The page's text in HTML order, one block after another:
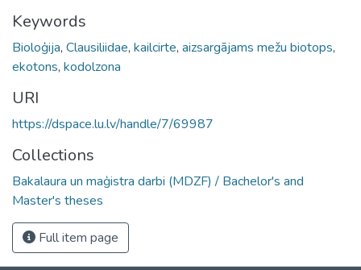
Keywords
Bioloģija, Clausiliidae, kailcirte, aizsargājams mežu biotops,
ekotons, kodolzona
URI
https://dspace.lu.lv/handle/7/69987
Collections
Bakalaura un maģistra darbi (MDZF) / Bachelor's and
Master's theses
Full item page